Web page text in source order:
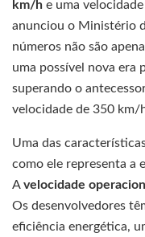
km/h e uma
anunciou o Ministério
números não são
uma possível nova era
superando o
velocidade de 350 km/
Uma das
como ele representa a
Avelocidade
Os desenvolvedores
eficiência energética,